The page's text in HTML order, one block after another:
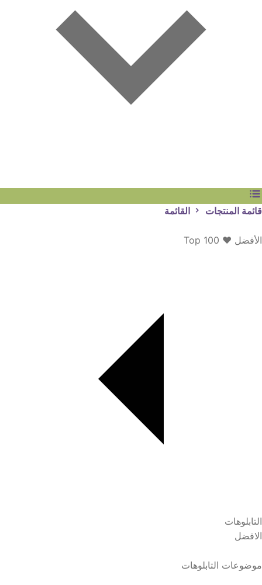
قائمة المنتجات القائمة
الأفضل ♥ Top 100
التابلوهات
الافضل
موضوعات التابلوهات